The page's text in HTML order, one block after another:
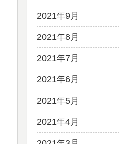
2021年9月
2021年8月
2021年7月
2021年6月
2021年5月
2021年4月